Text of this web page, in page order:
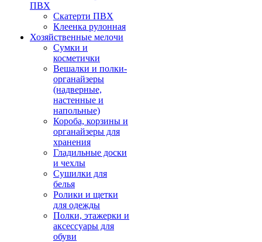
ПВХ
Скатерти ПВХ
Клеенка рулонная
Хозяйственные мелочи
Сумки и
косметички
Вешалки и полки-
органайзеры
(надверные,
настенные и
напольные)
Короба, корзины и
органайзеры для
хранения
Гладильные доски
и чехлы
Сушилки для
белья
Ролики и щетки
для одежды
Полки, этажерки и
аксессуары для
обуви